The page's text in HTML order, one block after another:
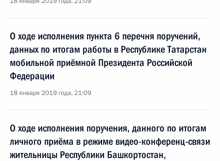
О ходе исполнения пункта 6 перечня поручений,
данных по итогам работы в Республике Татарстан
мобильной приёмной Президента Российской
Федерации
18 января 2019 года, 21:09
О ходе исполнения поручения, данного по итогам
личного приёма в режиме видео-конференц-связи
жительницы Республики Башкортостан,